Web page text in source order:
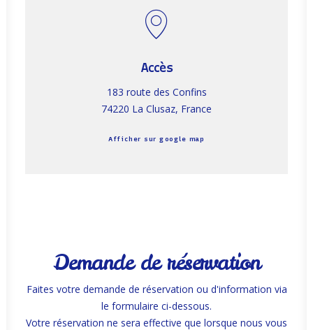
Accès
183 route des Confins
74220 La Clusaz, France
Afficher sur google map
Demande de réservation
Faites votre demande de réservation ou d'information via
le formulaire ci-dessous.
Votre réservation ne sera effective que lorsque nous vous